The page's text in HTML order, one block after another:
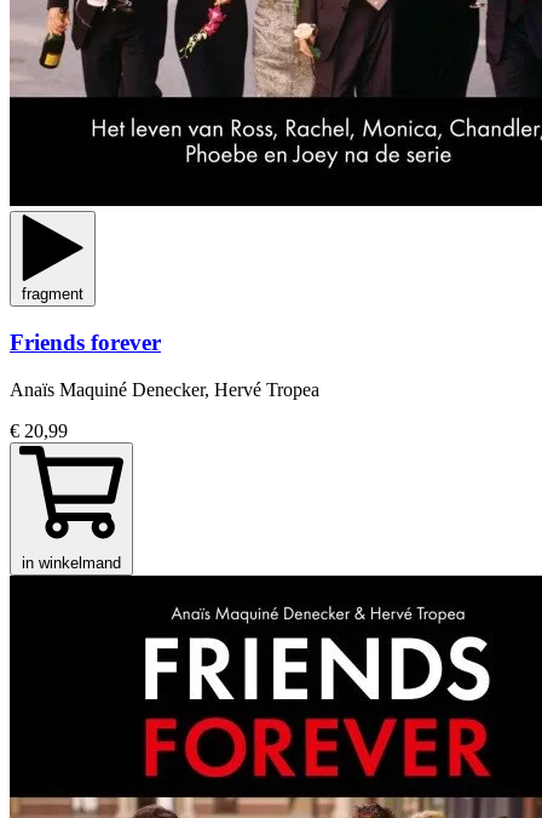
fragment
Friends forever
Anaïs Maquiné Denecker, Hervé Tropea
€ 20,99
in winkelmand